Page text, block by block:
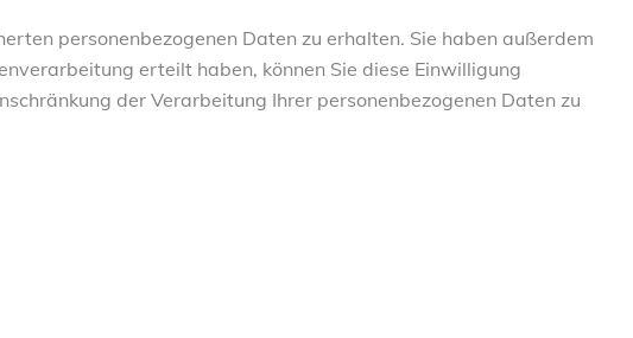
personenbezogenen Daten zu erhalten. Sie haben außerdem
erteilt haben, können Sie diese Einwilligung
der Verarbeitung Ihrer personenbezogenen Daten zu